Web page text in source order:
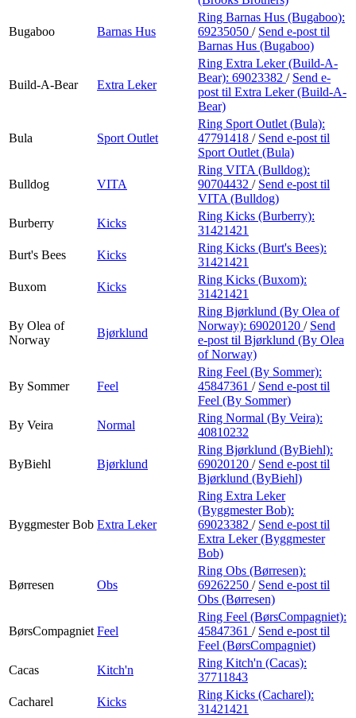
Bugaboo Barnas Hus
Ring Barnas Hus (Bugaboo):
69235050 / Send e-post til
Barnas Hus (Bugaboo)
Build-A-Bear Extra Leker
Ring Extra Leker (Build-A-
Bear): 69023382 / Send e-
post til Extra Leker (Build-A-
Bear)
Bula Sport Outlet
Ring Sport Outlet (Bula):
47791418 / Send e-post til
Sport Outlet (Bula)
Bulldog VITA
Ring VITA (Bulldog):
90704432 / Send e-post til
VITA (Bulldog)
Burberry
Kicks
Ring Kicks (Burberry):
31421421
Burt's Bees
Kicks
Ring Kicks (Burt's Bees):
31421421
Buxom
Kicks
Ring Kicks (Buxom):
31421421
By Olea of
Norway
Bjørklund
Ring Bjørklund (By Olea of
Norway): 69020120 / Send
e-post til Bjørklund (By Olea
of Norway)
By Sommer Feel
Ring Feel (By Sommer):
45847361 / Send e-post til
Feel (By Sommer)
By Veira
Normal
Ring Normal (By Veira):
40810232
ByBiehl Bjørklund
Ring Bjørklund (ByBiehl):
69020120 / Send e-post til
Bjørklund (ByBiehl)
Byggmester Bob Extra Leker
Ring Extra Leker
(Byggmester Bob):
69023382 / Send e-post til
Extra Leker (Byggmester
Bob)
Børresen Obs
Ring Obs (Børresen):
69262250 / Send e-post til
Obs (Børresen)
BørsCompagniet Feel
Ring Feel (BørsCompagniet):
45847361 / Send e-post til
Feel (BørsCompagniet)
Cacas
Kitch'n
Ring Kitch'n (Cacas):
37711843
Cacharel
Kicks
Ring Kicks (Cacharel):
31421421